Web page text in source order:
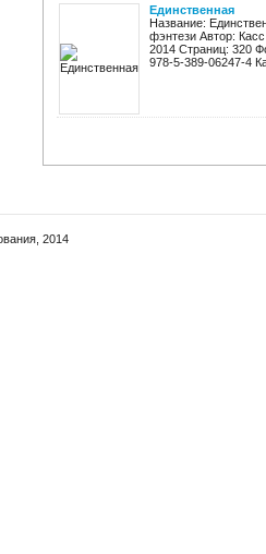
Единственная
Название:
фэнтези Автор:
2014 Страниц: 320
978-5-389-06247-4
2014